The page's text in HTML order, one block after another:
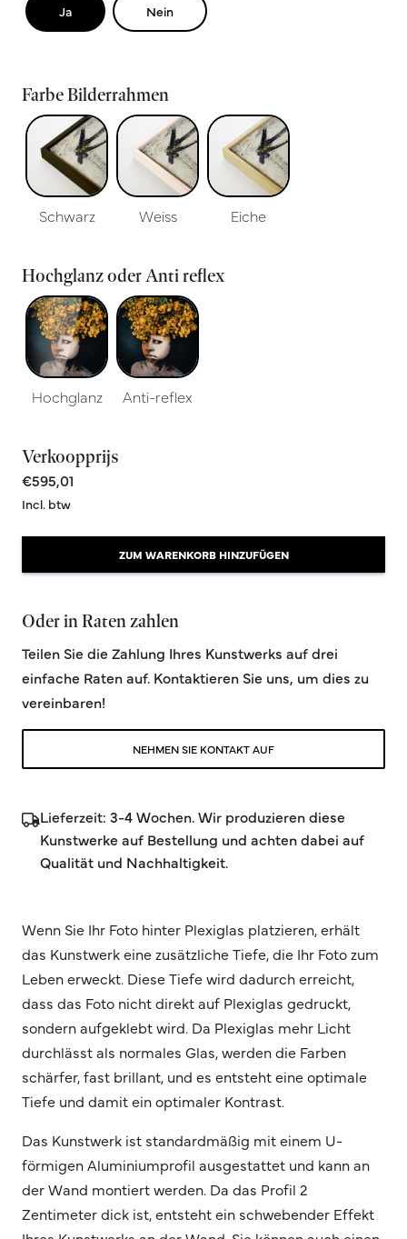
Ja Nein
Farbe Bilderrahmen
Schwarz Weiss Eiche
Hochglanz oder Anti reflex
Hochglanz Anti-reflex
Verkoopprijs
€595,01
Incl. btw
ZUM WARENKORB HINZUFÜGEN
Oder in Raten zahlen
Teilen Sie die Zahlung Ihres Kunstwerks auf drei
einfache Raten auf. Kontaktieren Sie uns, um dies zu
vereinbaren!
NEHMEN SIE KONTAKT AUF
Lieferzeit: 3-4 Wochen. Wir produzieren diese
Kunstwerke auf Bestellung und achten dabei auf
Qualität und Nachhaltigkeit.
Wenn Sie Ihr Foto hinter Plexiglas platzieren, erhält
das Kunstwerk eine zusätzliche Tiefe, die Ihr Foto zum
Leben erweckt. Diese Tiefe wird dadurch erreicht,
dass das Foto nicht direkt auf Plexiglas gedruckt,
sondern aufgeklebt wird. Da Plexiglas mehr Licht
durchlässt als normales Glas, werden die Farben
schärfer, fast brillant, und es entsteht eine optimale
Tiefe und damit ein optimaler Kontrast.
Das Kunstwerk ist standardmäßig mit einem U-
förmigen Aluminiumprofil ausgestattet und kann an
der Wand montiert werden. Da das Profil 2
Zentimeter dick ist, entsteht ein schwebender Effekt